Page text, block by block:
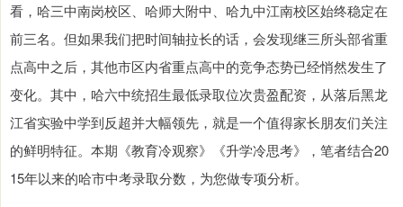
看，哈三中南岗校区、哈师大附中、哈九中江南校区始终稳定在
前三名。但如果我们把时间轴拉长的话，会发现继三所头部省重
点高中之后，其他市区内省重点高中的竞争态势已经悄然发生了
变化。其中，哈六中统招生最低录取位次贵盈配资，从落后黑龙
江省实验中学到反超并大幅领先，就是一个值得家长朋友们关注
的鲜明特征。本期《教育冷观察》《升学冷思考》，笔者结合20
15年以来的哈市中考录取分数，为您做专项分析。